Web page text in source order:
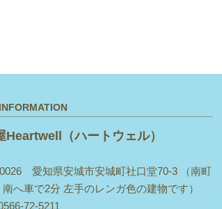
Heartwell（ハートウェル）
愛知県安城市安城町社口堂70-3 （南町
へ車で2分 左手のレンガ色の建物です）
72-5211